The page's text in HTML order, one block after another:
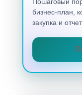
Пошаговый
бизнес-план,
закупка и